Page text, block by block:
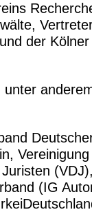
der
Vereinigung
(IG